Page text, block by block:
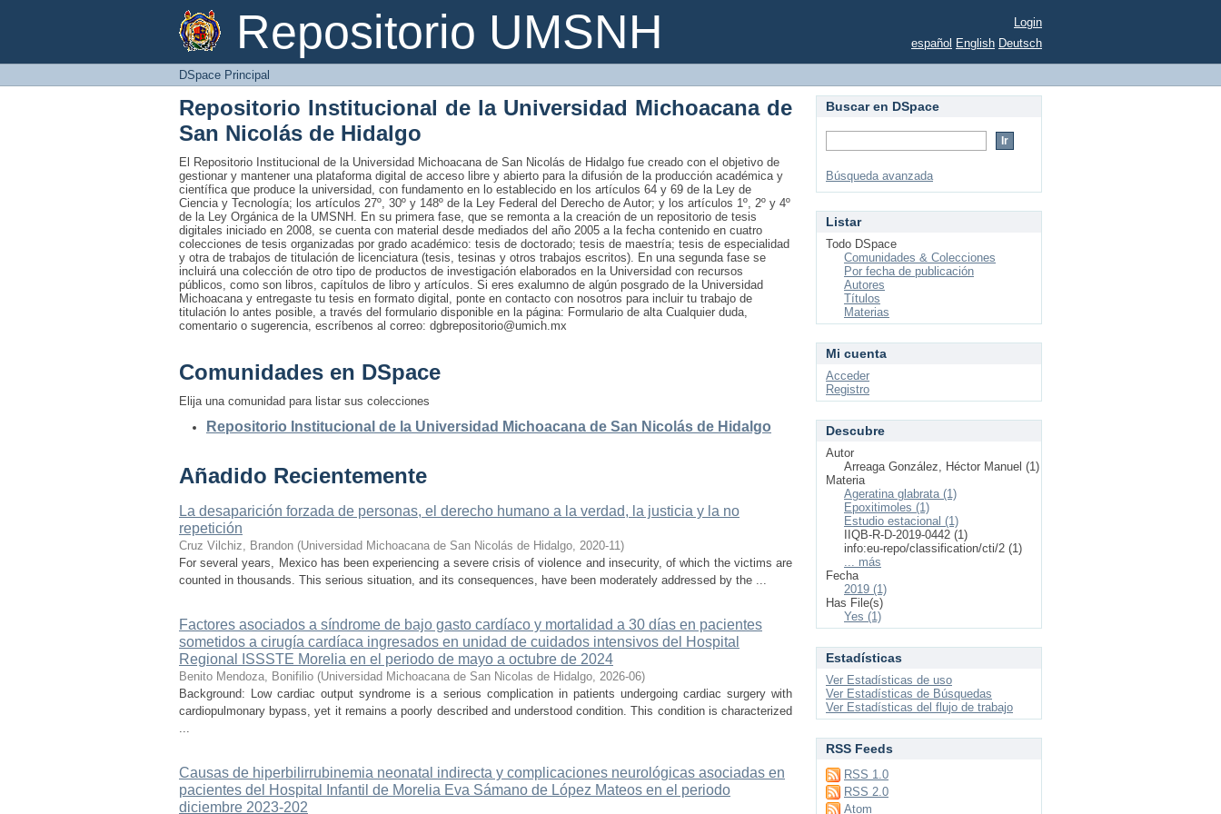
Repositorio UMSNH
DSpace Principal
Login
español English Deutsch
DSpace Principal
Repositorio Institucional de la Universidad Michoacana de
San Nicolás de Hidalgo
El Repositorio Institucional de la Universidad Michoacana de San Nicolás de Hidalgo fue creado con el objetivo de
gestionar y mantener una plataforma digital de acceso libre y abierto para la difusión de la producción académica y
científica que produce la universidad, con fundamento en lo establecido en los artículos 64 y 69 de la Ley de
Ciencia y Tecnología; los artículos 27º, 30º y 148º de la Ley Federal del Derecho de Autor; y los artículos 1º, 2º y 4º
de la Ley Orgánica de la UMSNH. En su primera fase, que se remonta a la creación de un repositorio de tesis
digitales iniciado en 2008, se cuenta con material desde mediados del año 2005 a la fecha contenido en cuatro
colecciones de tesis organizadas por grado académico: tesis de doctorado; tesis de maestría; tesis de especialidad
y otra de trabajos de titulación de licenciatura (tesis, tesinas y otros trabajos escritos). En una segunda fase se
incluirá una colección de otro tipo de productos de investigación elaborados en la Universidad con recursos
públicos, como son libros, capítulos de libro y artículos. Si eres exalumno de algún posgrado de la Universidad
Michoacana y entregaste tu tesis en formato digital, ponte en contacto con nosotros para incluir tu trabajo de
titulación lo antes posible, a través del formulario disponible en la página: Formulario de alta Cualquier duda,
comentario o sugerencia, escríbenos al correo: dgbrepositorio@umich.mx
Comunidades en DSpace
Elija una comunidad para listar sus colecciones
Repositorio Institucional de la Universidad Michoacana de San Nicolás de Hidalgo
Añadido Recientemente
La desaparición forzada de personas, el derecho humano a la verdad, la justicia y la no
repetición
Cruz Vilchiz, Brandon (Universidad Michoacana de San Nicolás de Hidalgo, 2020-11)
For several years, Mexico has been experiencing a severe crisis of violence and insecurity, of which the victims are
counted in thousands. This serious situation, and its consequences, have been moderately addressed by the ...
Factores asociados a síndrome de bajo gasto cardíaco y mortalidad a 30 días en pacientes
sometidos a cirugía cardíaca ingresados en unidad de cuidados intensivos del Hospital
Regional ISSSTE Morelia en el periodo de mayo a octubre de 2024
Benito Mendoza, Bonifilio (Universidad Michoacana de San Nicolas de Hidalgo, 2026-06)
Background: Low cardiac output syndrome is a serious complication in patients undergoing cardiac surgery with
cardiopulmonary bypass, yet it remains a poorly described and understood condition. This condition is characterized
...
Causas de hiperbilirrubinemia neonatal indirecta y complicaciones neurológicas asociadas en
pacientes del Hospital Infantil de Morelia Eva Sámano de López Mateos en el periodo
diciembre 2023-202
Buscar en DSpace
Búsqueda avanzada
Listar
Todo DSpace
Comunidades & Colecciones
Por fecha de publicación
Autores
Títulos
Materias
Mi cuenta
Acceder
Registro
Descubre
Autor
Arreaga González, Héctor Manuel (1)
Materia
Ageratina glabrata (1)
Epoxitimoles (1)
Estudio estacional (1)
IIQB-R-D-2019-0442 (1)
info:eu-repo/classification/cti/2 (1)
... más
Fecha
2019 (1)
Has File(s)
Yes (1)
Estadísticas
Ver Estadísticas de uso
Ver Estadísticas de Búsquedas
Ver Estadísticas del flujo de trabajo
RSS Feeds
RSS 1.0
RSS 2.0
Atom